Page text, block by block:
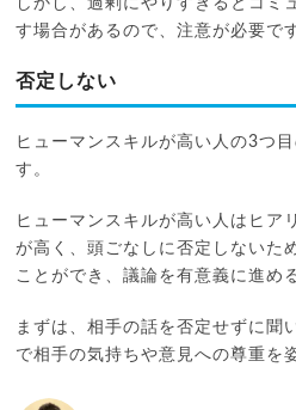
しかし、過剰にやりすぎるとコミ
す場合があるので、注意が必要で
否定しない
ヒューマンスキルが高い人の3つ
す。
ヒューマンスキルが高い人はヒア
が高く、頭ごなしに否定しないた
ことができ、議論を有意義に進め
まずは、相手の話を否定せずに聞
で相手の気持ちや意見への尊重を